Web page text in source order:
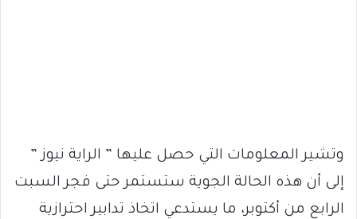
وتشير المعلومات التي حصل عليها ” الراية نيوز ”
إلى أن هذه الحالة الجوية ستستمر حتى فجر السبت
الرابع من أكتوبر، ما يستدعي اتخاذ تدابير احترازية